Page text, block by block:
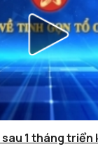
1 tháng triển